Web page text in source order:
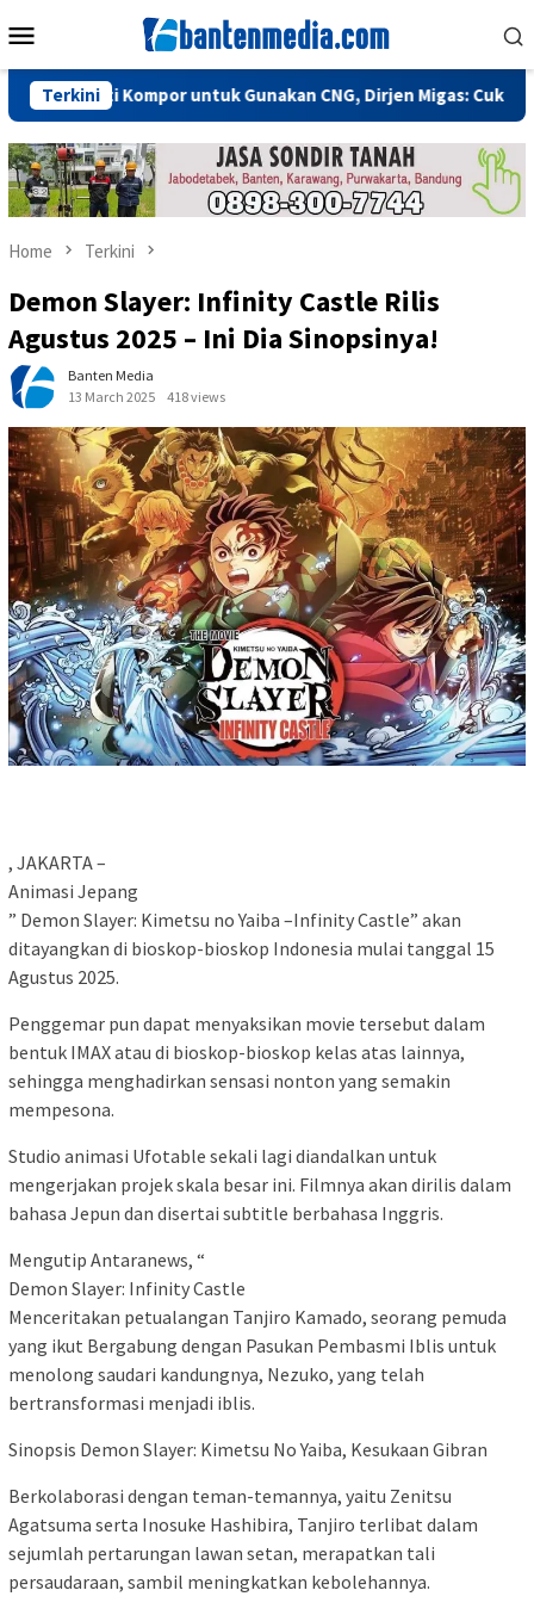
to
Menu
Terkini
Ganti Kompor untuk Gunakan CNG, Dirjen Migas: Cukup Plug
Home Terkini
Demon Slayer: Infinity Castle Rilis
Agustus 2025 – Ini Dia Sinopsinya!
Banten Media
13 March 2025
418 views
, JAKARTA –
Animasi Jepang
” Demon Slayer: Kimetsu no Yaiba –Infinity Castle” akan
ditayangkan di bioskop-bioskop Indonesia mulai tanggal 15
Agustus 2025.
Penggemar pun dapat menyaksikan movie tersebut dalam
bentuk IMAX atau di bioskop-bioskop kelas atas lainnya,
sehingga menghadirkan sensasi nonton yang semakin
mempesona.
Studio animasi Ufotable sekali lagi diandalkan untuk
mengerjakan projek skala besar ini. Filmnya akan dirilis dalam
bahasa Jepun dan disertai subtitle berbahasa Inggris.
Mengutip Antaranews, “
Demon Slayer: Infinity Castle
Menceritakan petualangan Tanjiro Kamado, seorang pemuda
yang ikut Bergabung dengan Pasukan Pembasmi Iblis untuk
menolong saudari kandungnya, Nezuko, yang telah
bertransformasi menjadi iblis.
Sinopsis Demon Slayer: Kimetsu No Yaiba, Kesukaan Gibran
Berkolaborasi dengan teman-temannya, yaitu Zenitsu
Agatsuma serta Inosuke Hashibira, Tanjiro terlibat dalam
sejumlah pertarungan lawan setan, merapatkan tali
persaudaraan, sambil meningkatkan kebolehannya.